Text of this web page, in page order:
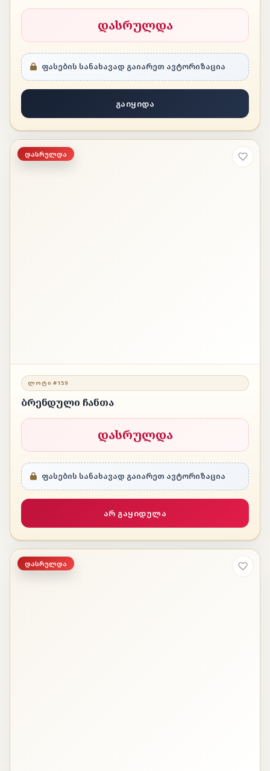
დასრულდა
ფასების სანახავად გაიარეთ ავტორიზაცია
გაიყიდა
დასრულდა
ᲚᲝᲢᲘ #159
ბრენდული ჩანთა
დასრულდა
ფასების სანახავად გაიარეთ ავტორიზაცია
არ გაყიდულა
დასრულდა